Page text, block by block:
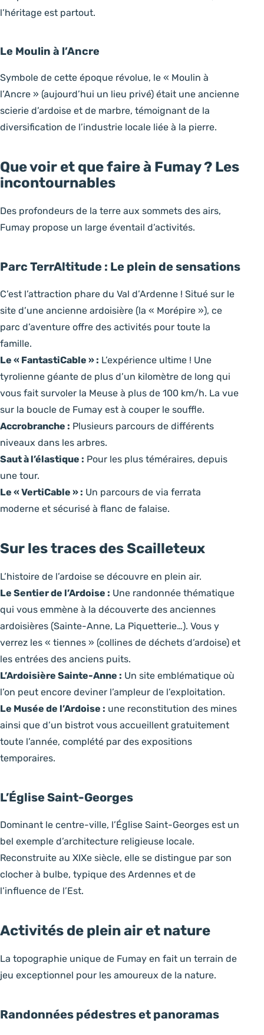
l’héritage est partout.
Le Moulin à l’Ancre
Symbole de cette époque révolue, le « Moulin à
l’Ancre » (aujourd’hui un lieu privé) était une ancienne
scierie d’ardoise et de marbre, témoignant de la
diversification de l’industrie locale liée à la pierre.
Que voir et que faire à Fumay ? Les
incontournables
Des profondeurs de la terre aux sommets des airs,
Fumay propose un large éventail d’activités.
Parc TerrAltitude : Le plein de sensations
C’est l’attraction phare du Val d’Ardenne ! Situé sur le
site d’une ancienne ardoisière (la « Morépire »), ce
parc d’aventure offre des activités pour toute la
famille.
Le « FantastiCable » : L’expérience ultime ! Une
tyrolienne géante de plus d’un kilomètre de long qui
vous fait survoler la Meuse à plus de 100 km/h. La vue
sur la boucle de Fumay est à couper le souffle.
Accrobranche : Plusieurs parcours de différents
niveaux dans les arbres.
Saut à l’élastique : Pour les plus téméraires, depuis
une tour.
Le « VertiCable » : Un parcours de via ferrata
moderne et sécurisé à flanc de falaise.
Sur les traces des Scailleteux
L’histoire de l’ardoise se découvre en plein air.
Le Sentier de l’Ardoise : Une randonnée thématique
qui vous emmène à la découverte des anciennes
ardoisières (Sainte-Anne, La Piquetterie…). Vous y
verrez les « tiennes » (collines de déchets d’ardoise) et
les entrées des anciens puits.
L’Ardoisière Sainte-Anne : Un site emblématique où
l’on peut encore deviner l’ampleur de l’exploitation.
Le Musée de l’Ardoise : une reconstitution des mines
ainsi que d’un bistrot vous accueillent gratuitement
toute l’année, complété par des expositions
temporaires.
L’Église Saint-Georges
Dominant le centre-ville, l’Église Saint-Georges est un
bel exemple d’architecture religieuse locale.
Reconstruite au XIXe siècle, elle se distingue par son
clocher à bulbe, typique des Ardennes et de
l’influence de l’Est.
Activités de plein air et nature
La topographie unique de Fumay en fait un terrain de
jeu exceptionnel pour les amoureux de la nature.
Randonnées pédestres et panoramas